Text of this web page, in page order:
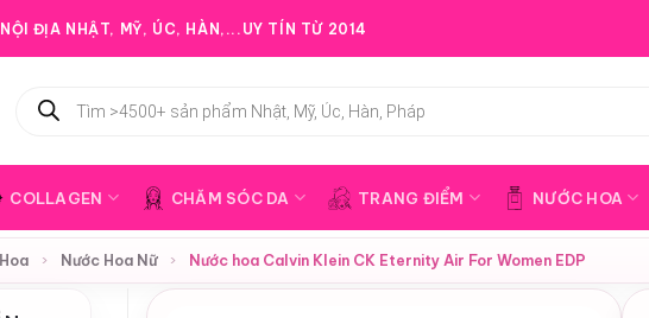
ĐỊA NHẬT, MỸ, ÚC, HÀN,...UY TÍN TỪ 2014
kiếm
COLLAGEN CHĂM SÓC DA TRANG ĐIỂM NƯỚC HOA
› Nước Hoa Nữ › Nước hoa Calvin Klein CK Eternity Air For Women EDP